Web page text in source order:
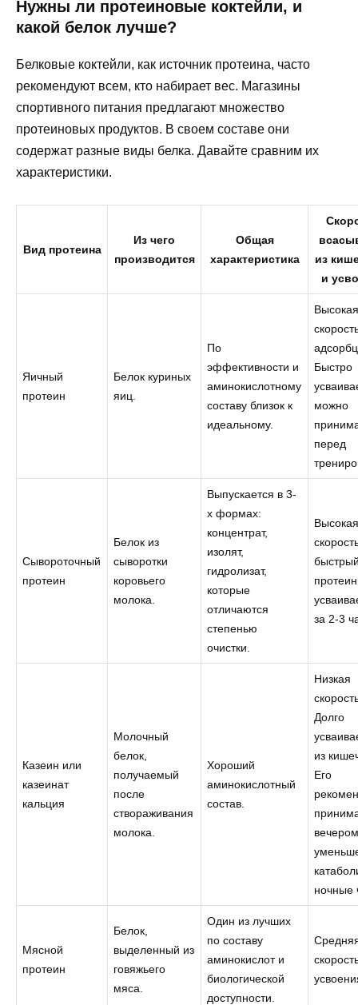
Нужны ли протеиновые коктейли, и
какой белок лучше?
Белковые коктейли, как источник протеина, часто
рекомендуют всем, кто набирает вес. Магазины
спортивного питания предлагают множество
протеиновых продуктов. В своем составе они
содержат разные виды белка. Давайте сравним их
характеристики.
Вид протеина
Из чего
производится
Общая
характеристика
из
и
Яичный
протеин
Белок куриных
яиц.
По
эффективности и
аминокислотному
составу близок к
идеальному.
Быстро
можно
перед
Сывороточный
протеин
Белок из
сыворотки
коровьего
молока.
Выпускается в 3-
х формах:
концентрат,
изолят,
гидролизат,
которые
отличаются
степенью
очистки.
за 2-3
Казеин или
казеинат
кальция
Молочный
белок,
получаемый
после
створаживания
молока.
Хороший
аминокислотный
состав.
Низкая
Долго
из
Его
ночные
Мясной
протеин
Белок,
выделенный из
говяжьего
мяса.
Один из лучших
по составу
аминокислот и
биологической
доступности.